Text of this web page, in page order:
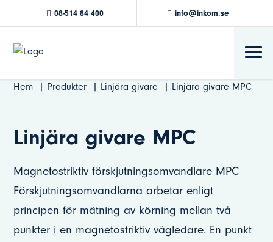
08-514 84 400 info@inkom.se
Hem Produkter Linjära givare Linjära givare MPC
Linjära givare MPC
Magnetostriktiv förskjutningsomvandlare MPC
Förskjutningsomvandlarna arbetar enligt
principen för mätning av körning mellan två
punkter i en magnetostriktiv vågledare. En punkt